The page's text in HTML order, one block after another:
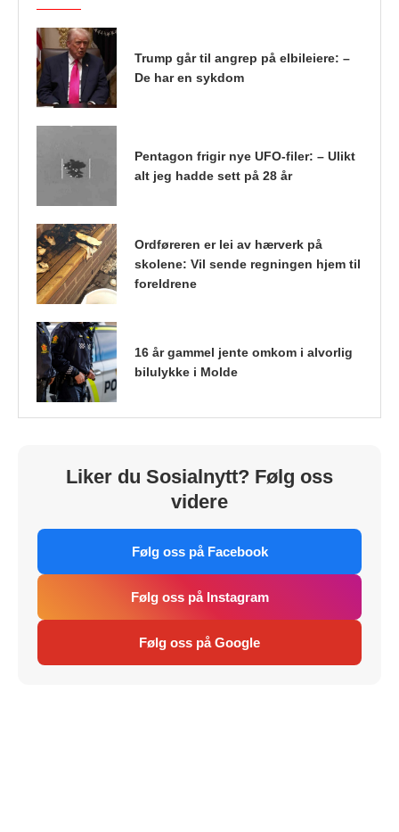
Trump går til angrep på elbileiere: –
De har en sykdom
Pentagon frigir nye UFO-filer: – Ulikt
alt jeg hadde sett på 28 år
Ordføreren er lei av hærverk på
skolene: Vil sende regningen hjem til
foreldrene
16 år gammel jente omkom i alvorlig
bilulykke i Molde
Liker du Sosialnytt? Følg oss
videre
Følg oss på Facebook
Følg oss på Instagram
Følg oss på Google